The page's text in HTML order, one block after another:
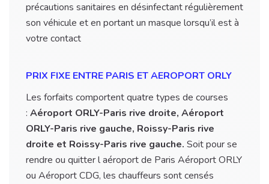
précautions sanitaires en désinfectant régulièrement
son véhicule et en portant un masque lorsqu’il est à
votre contact
PRIX FIXE ENTRE PARIS ET AEROPORT ORLY
Les forfaits comportent quatre types de courses
: Aéroport ORLY-Paris rive droite, Aéroport
ORLY-Paris rive gauche, Roissy-Paris rive
droite et Roissy-Paris rive gauche. Soit pour se
rendre ou quitter l aéroport de Paris Aéroport ORLY
ou Aéroport CDG, les chauffeurs sont censés